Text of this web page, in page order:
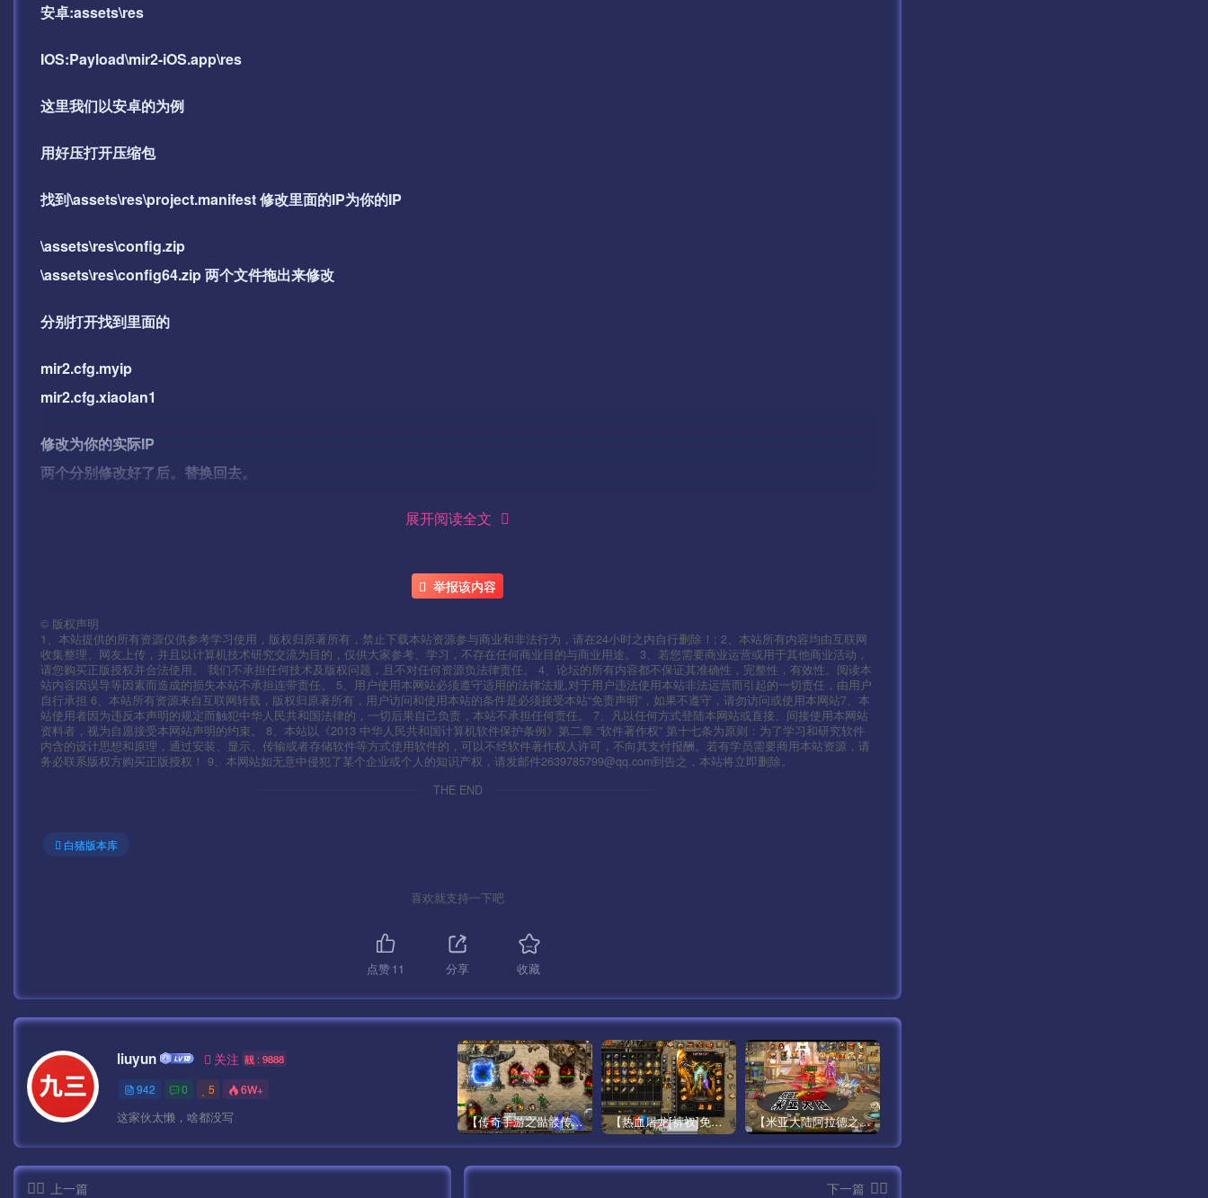
安卓:assets\res
IOS:Payload\mir2-iOS.app\res
这里我们以安卓的为例
用好压打开压缩包
找到\assets\res\project.manifest 修改里面的IP为你的IP
\assets\res\config.zip
\assets\res\config64.zip 两个文件拖出来修改
分别打开找到里面的
mir2.cfg.myip
mir2.cfg.xiaolan1
修改为你的实际IP
两个分别修改好了后。替换回去。
下面我们启动服务.
——————————————————————————–
开始架设:
第五步:5-LoginGate
第六步:6-GGService
第七步:7-M2Server
展开阅读全文
举报该内容
© 版权声明
1、本站提供的所有资源仅供参考学习使用，版权归原著所有，禁止下载本站资源参与商业和非法行为，请在24小时之内自行删除！; 2、本站所有内容均由互联网
收集整理、网友上传，并且以计算机技术研究交流为目的，仅供大家参考、学习，不存在任何商业目的与商业用途。 3、若您需要商业运营或用于其他商业活动，
请您购买正版授权并合法使用。 我们不承担任何技术及版权问题，且不对任何资源负法律责任。 4、论坛的所有内容都不保证其准确性，完整性，有效性。阅读本
站内容因误导等因素而造成的损失本站不承担连带责任。 5、用户使用本网站必须遵守适用的法律法规,对于用户违法使用本站非法运营而引起的一切责任，由用户
自行承担 6、本站所有资源来自互联网转载，版权归原著所有，用户访问和使用本站的条件是必须接受本站“免责声明”，如果不遵守，请勿访问或使用本网站7、本
站使用者因为违反本声明的规定而触犯中华人民共和国法律的，一切后果自己负责，本站不承担任何责任。 7、凡以任何方式登陆本网站或直接、间接使用本网站
资料者，视为自愿接受本网站声明的约束。 8、本站以《2013 中华人民共和国计算机软件保护条例》第二章 “软件著作权” 第十七条为原则：为了学习和研究软件
内含的设计思想和原理，通过安装、显示、传输或者存储软件等方式使用软件的，可以不经软件著作权人许可，不向其支付报酬。若有学员需要商用本站资源，请
务必联系版权方购买正版授权！ 9、本网站如无意中侵犯了某个企业或个人的知识产权，请发邮件2639785799@qq.com到告之，本站将立即删除。
THE END
白猪版本库
喜欢就支持一下吧
点赞11 分享 收藏
liuyun 关注 靓 : 9888
942 0 5 6W+
这家伙太懒，啥都没写 【传奇手游之骷髅传说第二季十大陆[白猪3]免授权版】经典单职业复古特色战神引擎传奇手游最新打包Win服务端源码视频架设教程-怀旧复古-经典耐玩–新版GM多功能网页授权物品后台-GM直冲网页后台-安卓苹果IOS双端版本！ 【热血屠龙[裤衩]免授权修复版】采用经典战神引擎三职业特色游戏最新打包Win服务端源码视频架设教程-GM直冲后台-新版GM多功能授权物品后台-安卓苹果IOS双端版本-传奇手游！ 【米亚大陆阿拉德之怒三觉醒版本】经典横版格斗闯关剧情手游最新打包Linux服务端源码视频架设教程-安卓苹果IOS双端版本-完善总运营后台-完整全功能GM授权后台-附带整套表格！
上一篇 下一篇